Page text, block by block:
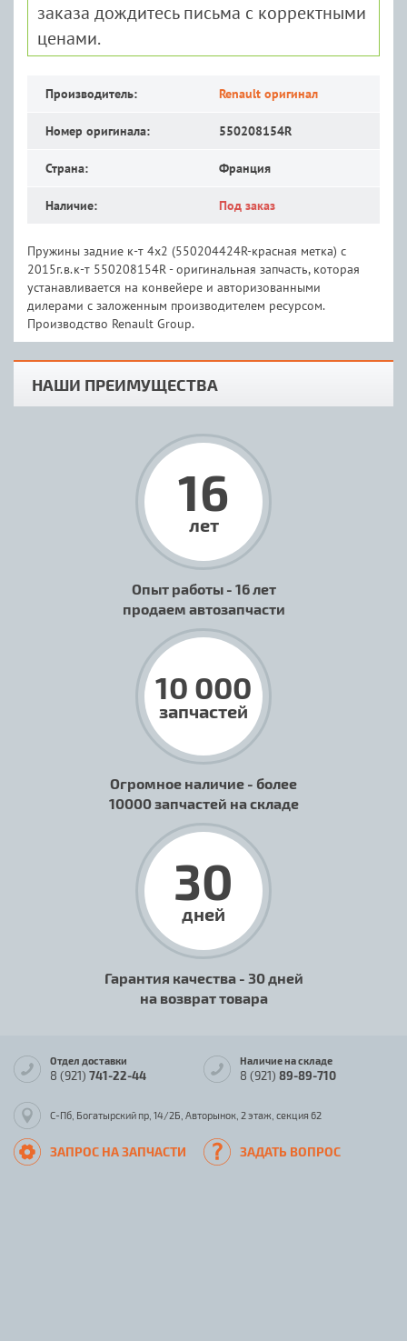
заказа дождитесь письма с корректными
ценами.
Производитель: Renault оригинал
Номер оригинала: 550208154R
Страна: Франция
Наличие: Под заказ
Пружины задние к-т 4х2 (550204424R-красная метка) с
2015г.в.к-т 550208154R - оригинальная запчасть, которая
устанавливается на конвейере и авторизованными
дилерами с заложенным производителем ресурсом.
Производство Renault Group.
НАШИ ПРЕИМУЩЕСТВА
16
лет
Опыт работы - 16 лет
продаем автозапчасти
10 000
запчастей
Огромное наличие - более
10000 запчастей на складе
30
дней
Гарантия качества - 30 дней
на возврат товара
Отдел доставки
8 (921) 741-22-44
Наличие на складе
8 (921) 89-89-710
С-Пб, Богатырский пр, 14/2Б, Авторынок, 2 этаж, секция 62
ЗАПРОС НА ЗАПЧАСТИ ЗАДАТЬ ВОПРОС